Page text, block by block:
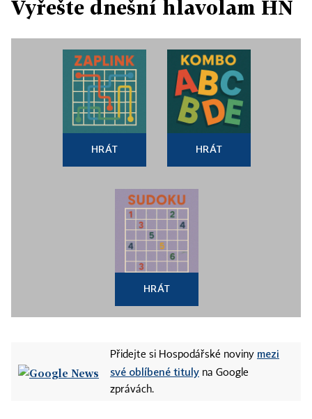
Vyřešte dnešní hlavolam HN
HRÁT HRÁT
HRÁT
Přidejte si Hospodářské noviny mezi
své oblíbené tituly na Google
zprávách.